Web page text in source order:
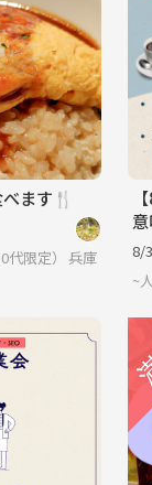
ます🍴
限定） 兵庫
8/